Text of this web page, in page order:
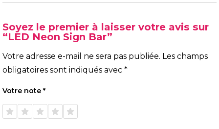
Soyez le premier à laisser votre avis sur
“LED Neon Sign Bar”
Votre adresse e-mail ne sera pas publiée. Les champs
obligatoires sont indiqués avec *
Votre note *
1 étoile
sur 5
2 étoiles
sur 5
3 étoiles
sur 5
4 étoiles
sur 5
5 étoiles
sur 5